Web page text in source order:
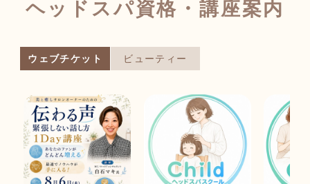
ヘッドスパ資格・講座案内
ウェブチケット ビューティー